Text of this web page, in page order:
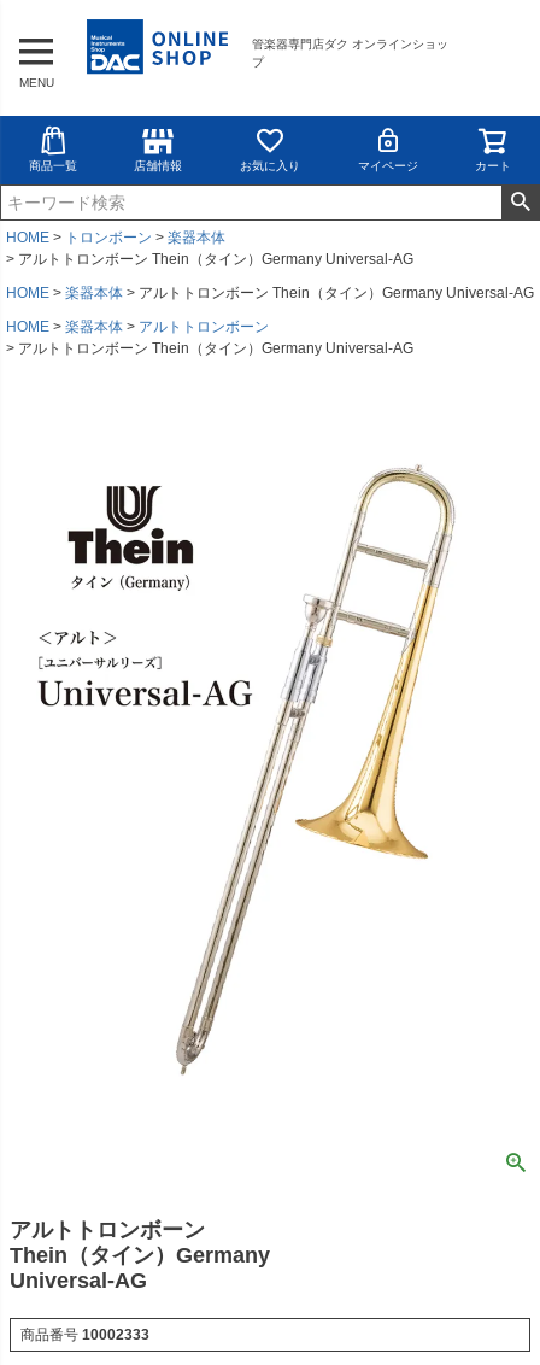
管楽器専門店ダク オンラインショッ
プ
MENU
商品一覧 店舗情報 お気に入り マイページ カート
HOME トロンボーン
楽器本体
アルトトロンボーン Thein（タイン）Germany Universal-AG
HOME
楽器本体
アルトトロンボーン Thein（タイン）Germany Universal-AG
HOME
楽器本体
アルトトロンボーン
アルトトロンボーン Thein（タイン）Germany Universal-AG
アルトトロンボーン
Thein（タイン）Germany
Universal-AG
商品番号 10002333